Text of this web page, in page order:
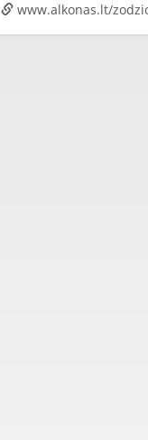
www.alkonas.lt/